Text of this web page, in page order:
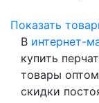
Показать
В интернет-
купить
товары
скидки